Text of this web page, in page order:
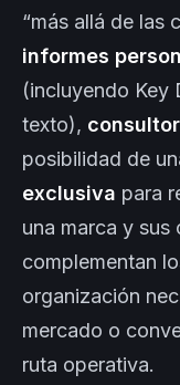
“más allá de las
informes
(incluyendo Key
texto),
posibilidad de
exclusiva para
una marca y
complementan
organización
mercado o
ruta operativa.